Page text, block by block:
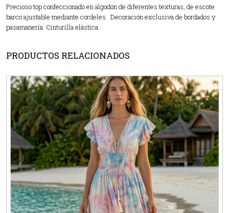
Precioso top confeccionado en algodón de diferentes texturas, de escote
barco ajustable mediante cordeles. Decoración exclusiva de bordados y
pasamanería. Cinturilla elástica.
PRODUCTOS RELACIONADOS